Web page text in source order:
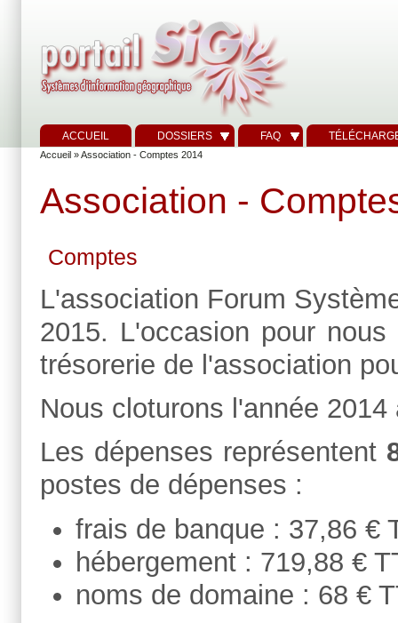
ACCUEIL DOSSIERS FAQ
Accueil » Association - Comptes 2014
Association -
Comptes
L'association Forum
2015. L'occasion pour
trésorerie de l'association
Nous cloturons l'année
Les dépenses représentent
postes de dépenses :
frais de banque : 37,86 €
hébergement : 719,88 €
noms de domaine : 68 €